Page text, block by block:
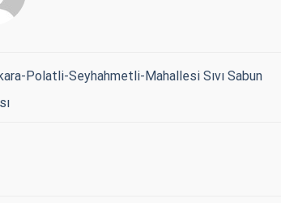
Polatli-Seyhahmetli-Mahallesi Sıvı Sabun